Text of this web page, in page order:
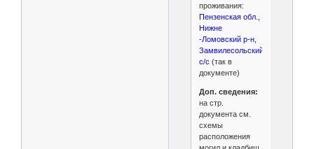
проживания:
Пензенская обл.,
Нижне
-Ломовский р-н,
Замвилесольский
с/с (так в
документе)
Доп. сведения:
на стр.
документа см.
схемы
расположения